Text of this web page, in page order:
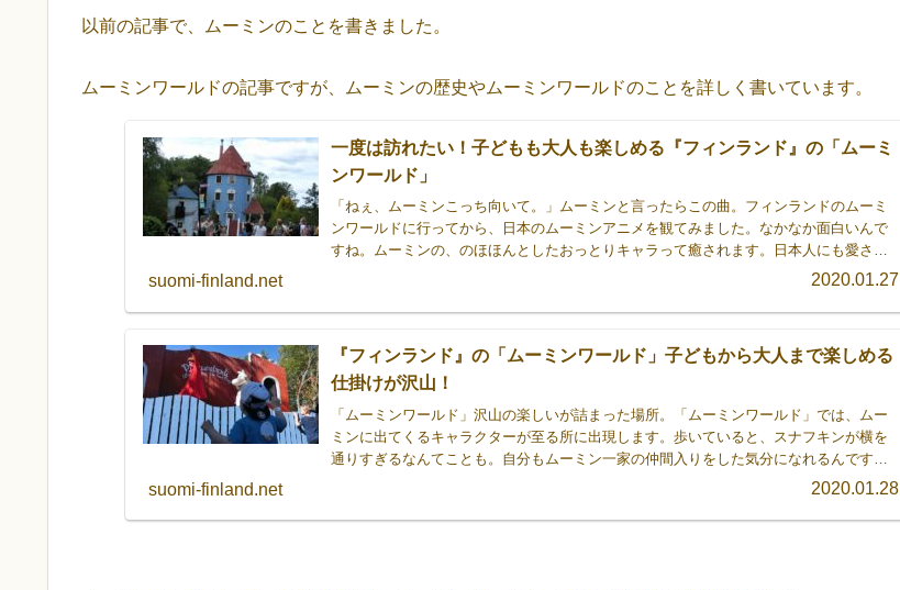
以前の記事で、ムーミンのことを書きました。
ムーミンワールドの記事ですが、ムーミンの歴史やムーミンワールドのことを詳しく書いています。
一度は訪れたい！子どもも大人も楽しめる『フィンランド』の「ムーミ
ンワールド」
「ねぇ、ムーミンこっち向いて。」ムーミンと言ったらこの曲。フィンランドのムーミ
ンワールドに行ってから、日本のムーミンアニメを観てみました。なかなか面白いんで
すね。ムーミンの、のほほんとしたおっとりキャラって癒されます。日本人にも愛され
ているムーミンは、フィンランド生まれ。フィンランドに行ったらムーミンワールド
suomi-finland.net 2020.01.27
『フィンランド』の「ムーミンワールド」子どもから大人まで楽しめる
仕掛けが沢山！
「ムーミンワールド」沢山の楽しいが詰まった場所。「ムーミンワールド」では、ムー
ミンに出てくるキャラクターが至る所に出現します。歩いていると、スナフキンが横を
通りすぎるなんてことも。自分もムーミン一家の仲間入りをした気分になれるんです。
suomi-finland.net 2020.01.28